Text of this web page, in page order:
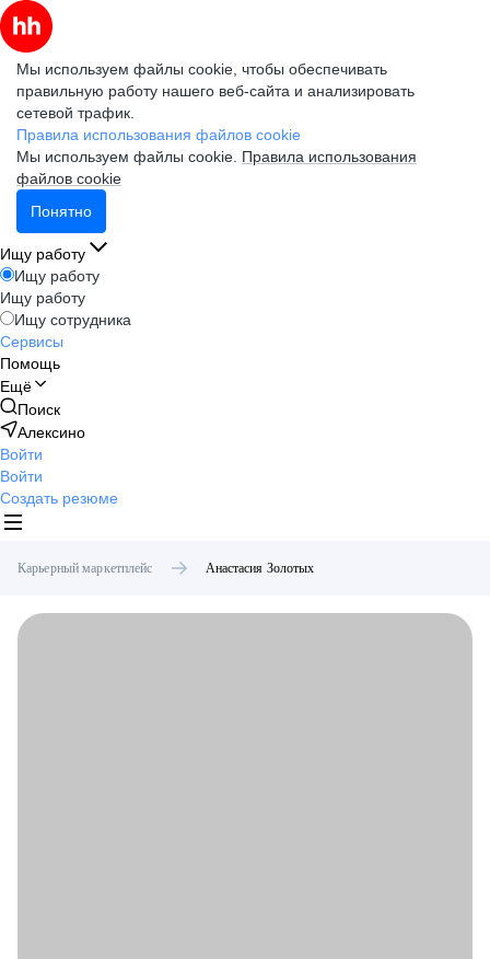
Мы используем файлы cookie, чтобы обеспечивать
правильную работу нашего веб-сайта и анализировать
сетевой трафик.
Правила использования файлов cookie
Мы используем файлы cookie. Правила использования
файлов cookie
Понятно
Ищу работу
Ищу работу
Ищу работу
Ищу сотрудника
Сервисы
Помощь
Ещё
Поиск
Алексино
Войти
Войти
Создать резюме
Карьерный маркетплейс Анастасия Золотых